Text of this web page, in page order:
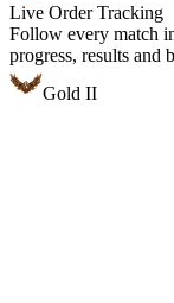
Live Order Tracking
Follow every match
progress, results and
Gold II